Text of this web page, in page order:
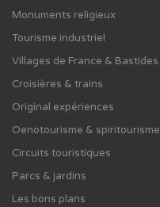
Monuments religieux
Tourisme industriel
Villages de France & Bastides
Croisières & trains
Original expériences
Oenotourisme & spiritourisme
Circuits touristiques
Parcs & jardins
Les bons plans